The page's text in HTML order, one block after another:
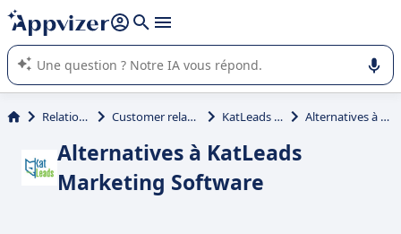
répondre (plusieurs lignes avec
L'IA de Appvizer vous guide dans l'utilisation ou la sélection de
logiciel SaaS en entreprise.
Relation client et vente Customer relationship management (CRM) KatLeads Marketing Software Alternatives à KatLeads Marketing Software
Alternatives à KatLeads
Marketing Software